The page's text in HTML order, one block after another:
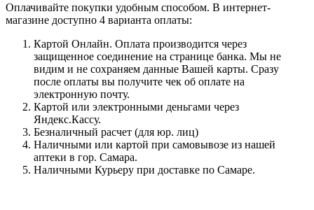
Оплачивайте покупки удобным способом. В интернет-
магазине доступно 4 варианта оплаты:
Картой Онлайн. Оплата производится через
защищенное соединение на странице банка. Мы не
видим и не сохраняем данные Вашей карты. Сразу
после оплаты вы получите чек об оплате на
электронную почту.
Картой или электронными деньгами через
Яндекс.Кассу.
Безналичный расчет (для юр. лиц)
Наличными или картой при самовывозе из нашей
аптеки в гор. Самара.
Наличными Курьеру при доставке по Самаре.